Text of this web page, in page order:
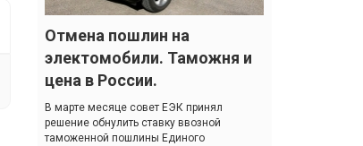
Отмена пошлин на
электомобили. Таможня и
цена в России.
В марте месяце совет ЕЭК принял
решение обнулить ставку ввозной
таможенной пошлины Единого